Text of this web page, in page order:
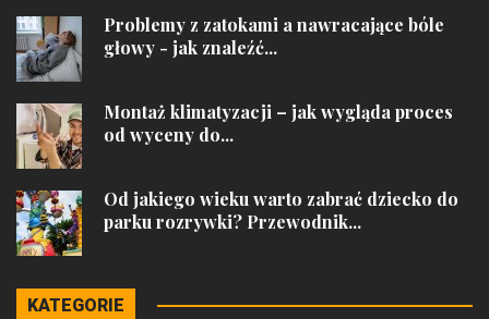
Problemy z zatokami a nawracające bóle
głowy - jak znaleźć...
Montaż klimatyzacji – jak wygląda proces
od wyceny do...
Od jakiego wieku warto zabrać dziecko do
parku rozrywki? Przewodnik...
KATEGORIE